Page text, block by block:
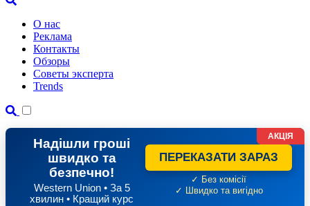
О нас
Реклама
Контакты
Обзоры
Советы эксперта
Trends
Надішли гроші
швидко та
безпечно!
Western Union • За 5
хвилин • Кращий курс
ПЕРЕКАЗАТИ ЗАРАЗ
✓ Без комісії
✓ Швидко та вигідно
АКЦІЯ